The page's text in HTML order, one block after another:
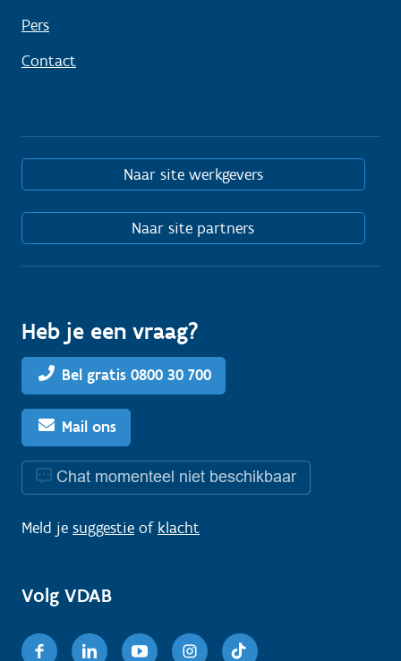
Pers
Contact
Naar site werkgevers
Naar site partners
Heb je een vraag?
Bel gratis 0800 30 700
Mail ons
Chat momenteel niet beschikbaar
Meld je suggestie of klacht
Volg VDAB
FacebookLinkedinYoutubeInstagram